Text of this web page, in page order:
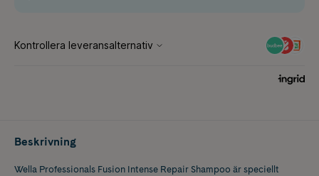
Beskrivning
Wella Professionals Fusion Intense Repair Shampoo är speciellt